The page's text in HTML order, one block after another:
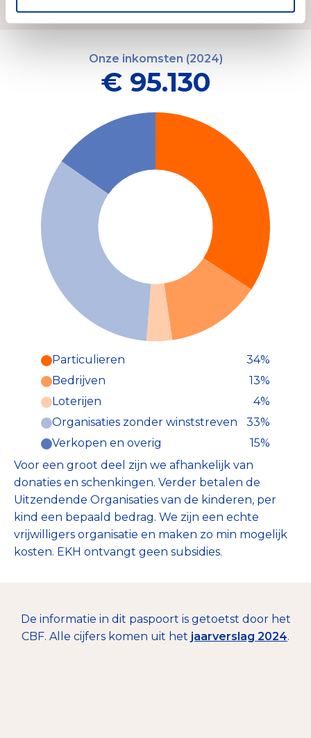
Onze inkomsten (2024)
€ 95.130
Particulieren (34%)
Deze inkomsten zijn als volgt
onderverdeeld:
Particulieren
34%
Bedrijven
13%
Loterijen
4%
Organisaties zonder winststreven
33%
Verkopen en overig
15%
Voor een groot deel zijn we afhankelijk van
donaties en schenkingen. Verder betalen de
Uitzendende Organisaties van de kinderen, per
kind een bepaald bedrag. We zijn een echte
vrijwilligers organisatie en maken zo min mogelijk
kosten. EKH ontvangt geen subsidies.
De informatie in dit paspoort is getoetst door het
CBF. Alle cijfers komen uit het jaarverslag 2024.